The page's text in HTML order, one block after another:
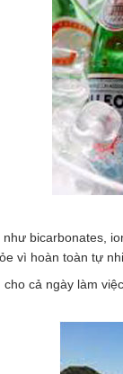
bicarbonates,
vì hoàn toàn tự
cả ngày làm